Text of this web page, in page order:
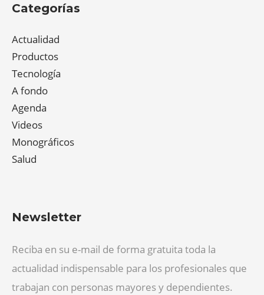
Categorías
Actualidad
Productos
Tecnología
A fondo
Agenda
Videos
Monográficos
Salud
Newsletter
Reciba en su e-mail de forma gratuita toda la
actualidad indispensable para los profesionales que
trabajan con personas mayores y dependientes.